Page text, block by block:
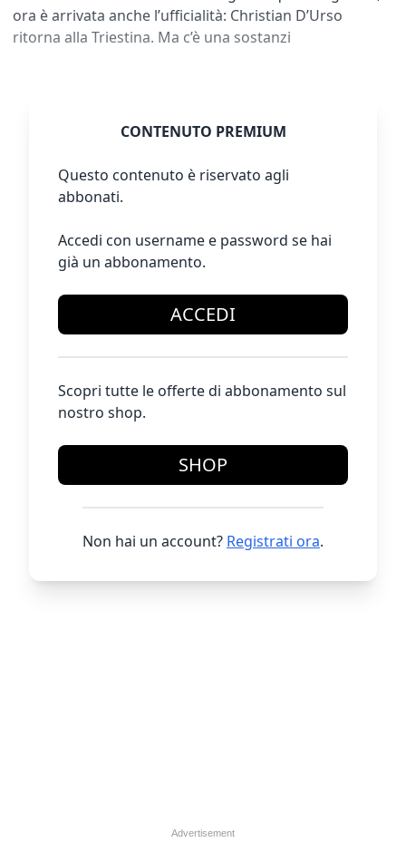
ora è arrivata anche l’ufficialità: Christian D’Urso
ritorna alla Triestina. Ma c’è una sostanzi
CONTENUTO PREMIUM
Questo contenuto è riservato agli
abbonati.
Accedi con username e password se hai
già un abbonamento.
ACCEDI
Scopri tutte le offerte di abbonamento sul
nostro shop.
SHOP
Non hai un account? Registrati ora.